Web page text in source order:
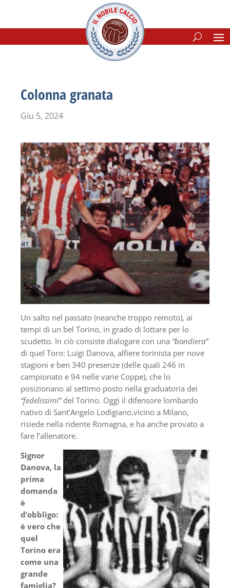
Colonna granata
Giu 5, 2024
Un salto nel passato (neanche troppo remoto), ai
tempi di un bel Torino, in grado di lottare per lo
scudetto. In ciò consiste dialogare con una “bandiera”
di quel Toro: Luigi Danova, alfiere torinista per nove
stagioni e ben 340 presenze (delle quali 246 in
campionato e 94 nelle varie Coppe), che lo
posizionano al settimo posto nella graduatoria dei
“fedelissimi”del Torino. Oggi il difensore lombardo
nativo di Sant’Angelo Lodigiano,vicino a Milano,
risiede nella ridente Romagna, e ha anche provato a
fare l’allenatore.
Signor
Danova, la
prima
domanda
è
d’obbligo:
è vero che
quel
Torino era
come una
grande
famiglia?